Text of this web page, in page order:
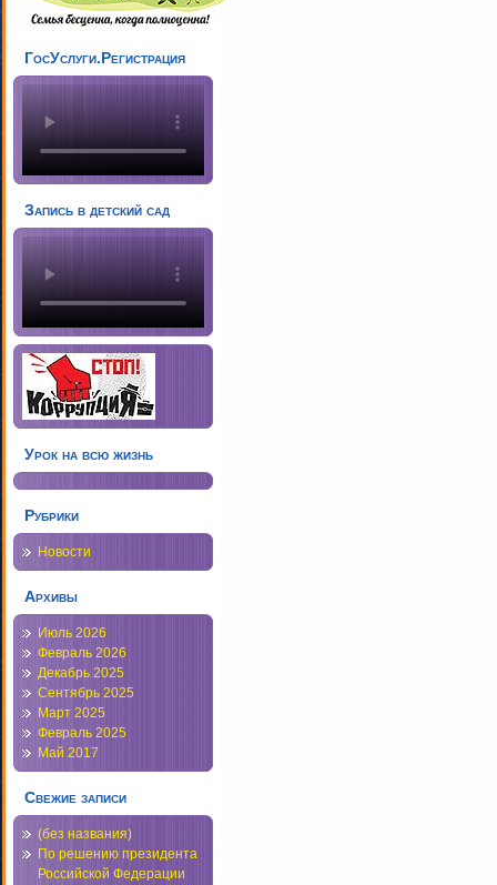
ГосУслуги.Регистрация
Запись в детский сад
Урок на всю жизнь
Рубрики
Новости
Архивы
Июль 2026
Февраль 2026
Декабрь 2025
Сентябрь 2025
Март 2025
Февраль 2025
Май 2017
Свежие записи
(без названия)
По решению президента
Российской Федерации